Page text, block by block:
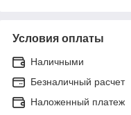
Условия оплаты
Наличными
Безналичный расчет
Наложенный платеж